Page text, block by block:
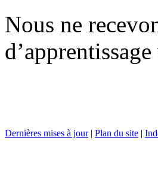
Nous ne
Dernières mises à jour| Plan du site |